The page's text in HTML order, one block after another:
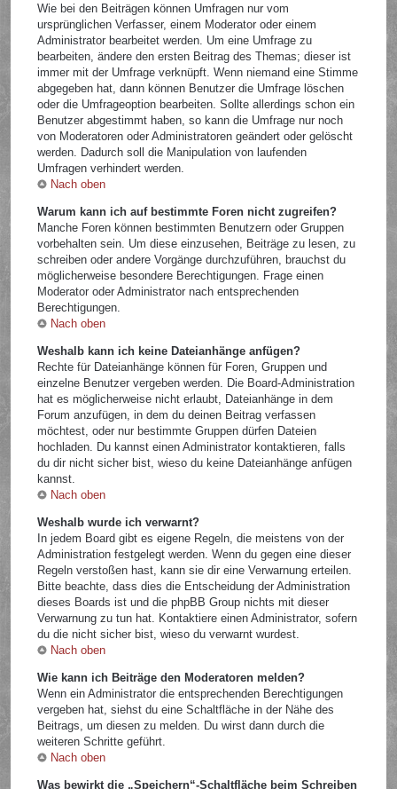
Wie bei den Beiträgen können Umfragen nur vom
ursprünglichen Verfasser, einem Moderator oder einem
Administrator bearbeitet werden. Um eine Umfrage zu
bearbeiten, ändere den ersten Beitrag des Themas; dieser ist
immer mit der Umfrage verknüpft. Wenn niemand eine Stimme
abgegeben hat, dann können Benutzer die Umfrage löschen
oder die Umfrageoption bearbeiten. Sollte allerdings schon ein
Benutzer abgestimmt haben, so kann die Umfrage nur noch
von Moderatoren oder Administratoren geändert oder gelöscht
werden. Dadurch soll die Manipulation von laufenden
Umfragen verhindert werden.
Nach oben
Warum kann ich auf bestimmte Foren nicht zugreifen?
Manche Foren können bestimmten Benutzern oder Gruppen
vorbehalten sein. Um diese einzusehen, Beiträge zu lesen, zu
schreiben oder andere Vorgänge durchzuführen, brauchst du
möglicherweise besondere Berechtigungen. Frage einen
Moderator oder Administrator nach entsprechenden
Berechtigungen.
Nach oben
Weshalb kann ich keine Dateianhänge anfügen?
Rechte für Dateianhänge können für Foren, Gruppen und
einzelne Benutzer vergeben werden. Die Board-Administration
hat es möglicherweise nicht erlaubt, Dateianhänge in dem
Forum anzufügen, in dem du deinen Beitrag verfassen
möchtest, oder nur bestimmte Gruppen dürfen Dateien
hochladen. Du kannst einen Administrator kontaktieren, falls
du dir nicht sicher bist, wieso du keine Dateianhänge anfügen
kannst.
Nach oben
Weshalb wurde ich verwarnt?
In jedem Board gibt es eigene Regeln, die meistens von der
Administration festgelegt werden. Wenn du gegen eine dieser
Regeln verstoßen hast, kann sie dir eine Verwarnung erteilen.
Bitte beachte, dass dies die Entscheidung der Administration
dieses Boards ist und die phpBB Group nichts mit dieser
Verwarnung zu tun hat. Kontaktiere einen Administrator, sofern
du die nicht sicher bist, wieso du verwarnt wurdest.
Nach oben
Wie kann ich Beiträge den Moderatoren melden?
Wenn ein Administrator die entsprechenden Berechtigungen
vergeben hat, siehst du eine Schaltfläche in der Nähe des
Beitrags, um diesen zu melden. Du wirst dann durch die
weiteren Schritte geführt.
Nach oben
Was bewirkt die „Speichern“-Schaltfläche beim Schreiben